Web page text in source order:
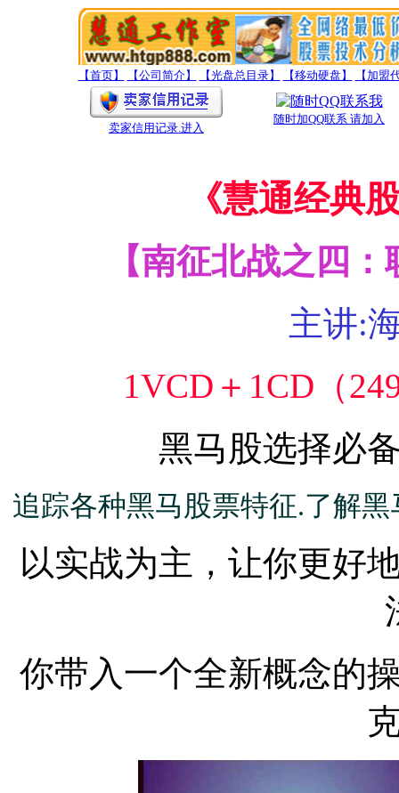
【首页】 【公司简介】 【光盘总目录】 【移动硬盘】 【加盟
卖家信用记录.进入
随时加QQ联系 请加入
《慧通经典
【南征北战之四
主讲:
1VCD＋1CD（
黑马股选择必
追踪各种黑马股票特征.了解
以实战为主，让你更好
你带入一个全新概念的